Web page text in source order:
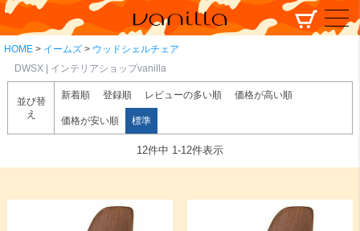
HOME イームズ
ウッドシェルチェア
DWSX | インテリアショップvanilla
並び替
え
新着順 登録順 レビューの多い順 価格が高い順
価格が安い順 標準
12件中 1-12件表示